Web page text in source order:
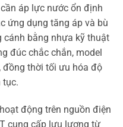
áp lực nước ổn định
ứng dụng tăng áp và bù
cánh bằng nhựa kỹ thuật
đúc chắc chắn, model
đồng thời tối ưu hóa độ
tục.
động trên nguồn điện
cung cấp lưu lượng từ